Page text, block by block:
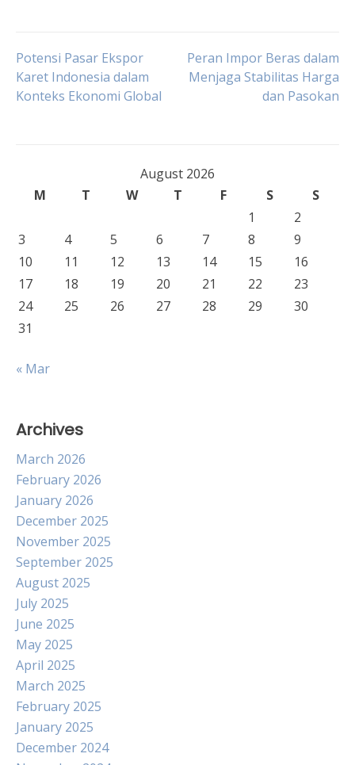
Post
navigation
Potensi Pasar Ekspor
Karet Indonesia dalam
Konteks Ekonomi Global
Peran Impor Beras dalam
Menjaga Stabilitas Harga
dan Pasokan
August 2026
M
T W T F S
S
1
2
3
4 5 6 7 8
9
10
11 12 13 14 15
16
17
18 19 20 21 22
23
24
25 26 27 28 29
30
31
« Mar
Archives
March 2026
February 2026
January 2026
December 2025
November 2025
September 2025
August 2025
July 2025
June 2025
May 2025
April 2025
March 2025
February 2025
January 2025
December 2024